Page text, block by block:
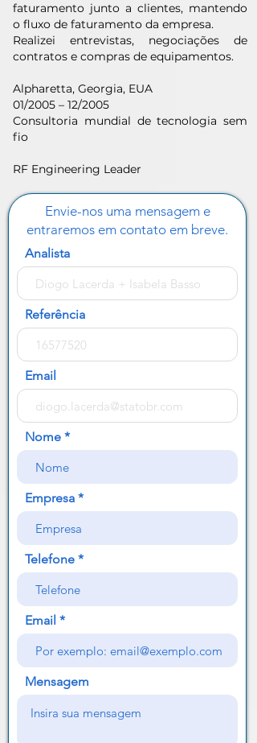
faturamento junto a clientes, mantendo
o fluxo de faturamento da empresa.
Realizei entrevistas, negociações de
contratos e compras de equipamentos.
Alpharetta, Georgia, EUA
01/2005 – 12/2005
Consultoria mundial de tecnologia sem
fio
RF Engineering Leader
Envie-nos uma mensagem e
entraremos em contato em breve.
Analista
Referência
Email
Nome
Empresa
Telefone
Email
Mensagem